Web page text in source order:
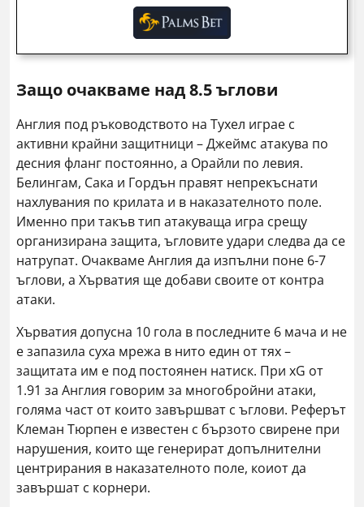
Защо очакваме над 8.5 ъглови
Англия под ръководството на Тухел играе с
активни крайни защитници – Джеймс атакува по
десния фланг постоянно, а Орайли по левия.
Белингам, Сака и Гордън правят непрекъснати
нахлувания по крилата и в наказателното поле.
Именно при такъв тип атакуваща игра срещу
организирана защита, ъгловите удари следва да се
натрупат. Очакваме Англия да изпълни поне 6-7
ъглови, а Хърватия ще добави своите от контра
атаки.
Хърватия допусна 10 гола в последните 6 мача и не
е запазила суха мрежа в нито един от тях –
защитата им е под постоянен натиск. При xG от
1.91 за Англия говорим за многобройни атаки,
голяма част от които завършват с ъглови. Реферът
Клеман Тюрпен е известен с бързото свирене при
нарушения, които ще генерират допълнителни
центрирания в наказателното поле, коиот да
завършат с корнери.